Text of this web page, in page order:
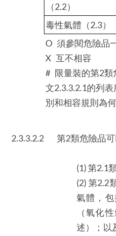
（2.2）
毒性氣體（2.3）
O 須參閱危險品
X 互不相容
# 限量裝的第2類
文2.3.3.2.1的列
別和相容規則為何
2.3.3.2.2 第2類危險品
(1) 第2.1
(2) 第2.2
氣體，
（氧化
述）；以